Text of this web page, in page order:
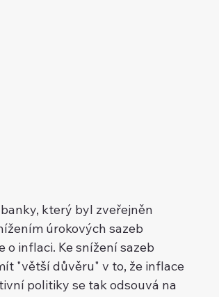
který byl zveřejněn
úrokových sazeb
inflaci. Ke snížení sazeb
"větší důvěru" v to, že inflace
politiky se tak odsouvá na